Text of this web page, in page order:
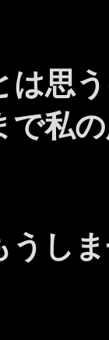
は思
で私
うし